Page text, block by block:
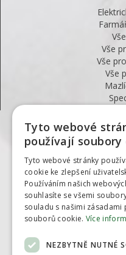
Vše
Vše
Vše
739
Tyto webové
používají soubory
Tyto webové stránky
cookie ke zlepšení
Používáním našich
souhlasíte se všemi
souladu s našimi zásadami
souborů cookie. Více
NEZBYTNĚ NUTNÉ